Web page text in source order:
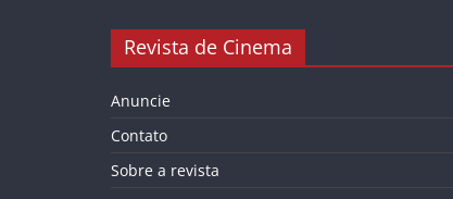
Revista de Cinema
Anuncie
Contato
Sobre a revista